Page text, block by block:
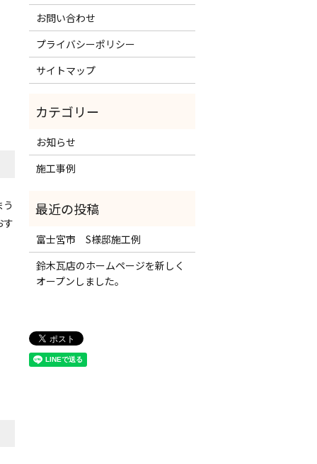
す
お問い合わせ
プライバシーポリシー
サイトマップ
お知らせ
施工事例
富士宮市 S様邸施工例
鈴木瓦店のホームページを新しく
オープンしました。